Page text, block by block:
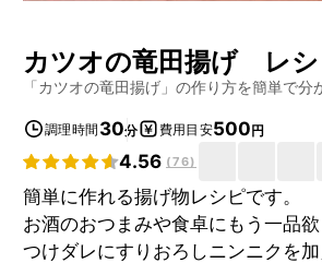
カツオの竜田揚げレシ
「カツオの竜田揚げ 」の作り方を簡単で
調理時間 30分 費用目安500円
4.56 (76)
簡単に作れる揚げ物レシピです。
お酒のおつまみや食卓にもう一品
つけダレにすりおろしニンニクを